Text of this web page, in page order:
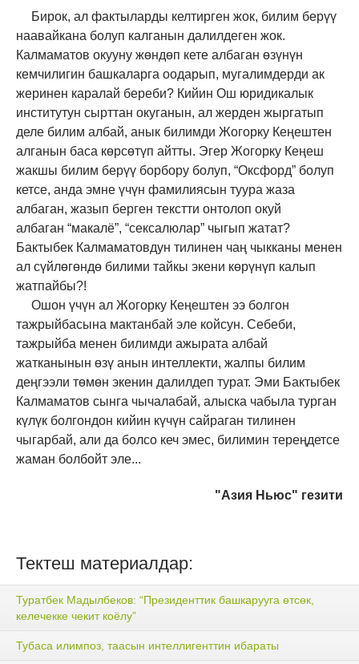
Бирок, ал фактыларды келтирген жок, билим берүү
наавайкана болуп калганын далилдеген жок.
Калмаматов окууну жөндөп кете албаган өзүнүн
кемчилигин башкаларга оодарып, мугалимдерди ак
жеринен каралай береби? Кийин Ош юридикалык
институтун сырттан окуганын, ал жерден жыргатып
деле билим албай, анык билимди Жогорку Кеңештен
алганын баса көрсөтүп айтты. Эгер Жогорку Кеңеш
жакшы билим берүү борбору болуп, “Оксфорд” болуп
кетсе, анда эмне үчүн фамилиясын туура жаза
албаган, жазып берген текстти онтолоп окуй
албаган “макалё”, “сексалюлар” чыгып жатат?
Бактыбек Калмаматовдун тилинен чаң чыкканы менен
ал сүйлөгөндө билими тайкы экени көрүнүп калып
жатпайбы?!
Ошон үчүн ал Жогорку Кеңештен ээ болгон
тажрыйбасына мактанбай эле койсун. Себеби,
тажрыйба менен билимди ажырата албай
жатканынын өзү анын интеллекти, жалпы билим
деңгээли төмөн экенин далилдеп турат. Эми Бактыбек
Калмаматов сынга чычалабай, алыска чабыла турган
күлүк болгондон кийин күчүн сайраган тилинен
чыгарбай, али да болсо кеч эмес, билимин тереңдетсе
жаман болбойт эле...
"Азия Ньюс" гезити
Тектеш материалдар:
Туратбек Мадылбеков: “Президенттик башкарууга өтсөк,
келечекке чекит коёлу”
Тубаса илимпоз, таасын интеллигенттин ибараты